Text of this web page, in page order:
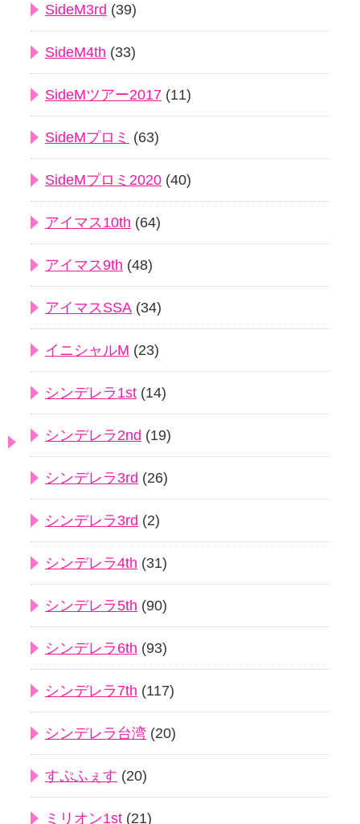
SideM3rd (39)
SideM4th (33)
SideMツアー2017 (11)
SideMプロミ (63)
SideMプロミ2020 (40)
アイマス10th (64)
アイマス9th (48)
アイマスSSA (34)
イニシャルM (23)
シンデレラ1st (14)
シンデレラ2nd (19)
シンデレラ3rd (26)
シンデレラ3rd (2)
シンデレラ4th (31)
シンデレラ5th (90)
シンデレラ6th (93)
シンデレラ7th (117)
シンデレラ台湾 (20)
すぷふぇす (20)
ミリオン1st (21)